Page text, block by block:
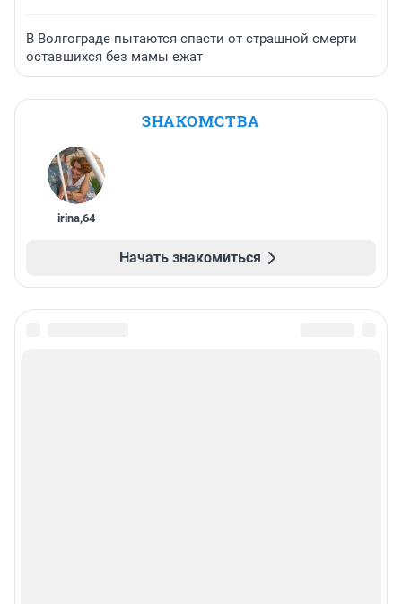
В Волгограде пытаются спасти от страшной смерти
оставшихся без мамы ежат
ЗНАКОМСТВА
irina,64
Начать знакомиться